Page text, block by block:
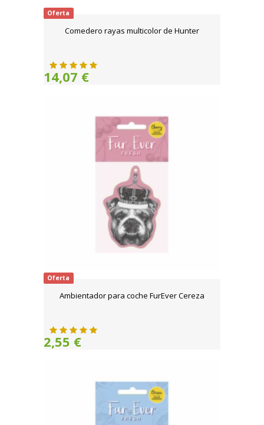
Oferta
Comedero rayas multicolor de Hunter
14,07 €
Oferta
Ambientador para coche FurEver Cereza
2,55 €